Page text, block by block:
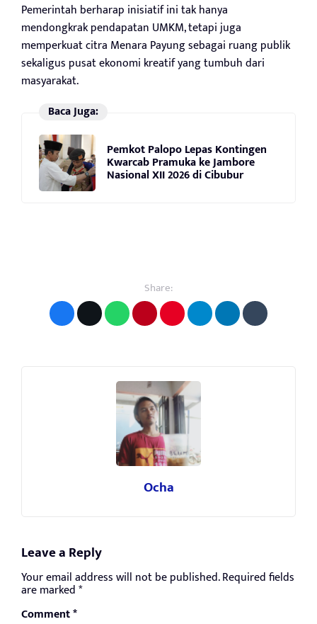
Pemerintah berharap inisiatif ini tak hanya
mendongkrak pendapatan UMKM, tetapi juga
memperkuat citra Menara Payung sebagai ruang publik
sekaligus pusat ekonomi kreatif yang tumbuh dari
masyarakat.
Baca Juga:
Pemkot Palopo Lepas Kontingen
Kwarcab Pramuka ke Jambore
Nasional XII 2026 di Cibubur
Share:
Ocha
Leave a Reply
Your email address will not be published.Required fields
are marked*
Comment*